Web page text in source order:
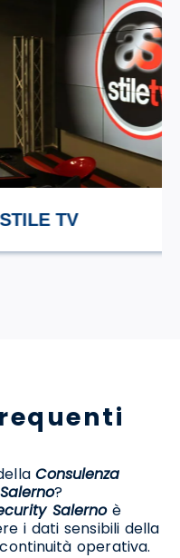
Consulenza
?
Salernoè
i dati sensibili della
operativa.